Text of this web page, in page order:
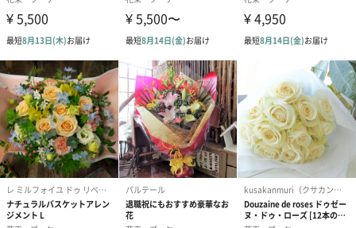
ROUGETIQUE
権威ある品評会で「令和の赤バラ」と称号がついた大変美しい大
輪の赤バラです。少しウェーブのかかったワインレッドで、花姿
や葉色が美しく、花弁数が多く、ボリューム感があります。花保
ちもよく、花首が短いので葉と花のバランスが優れています。
※こちらのバラは香りがしません。